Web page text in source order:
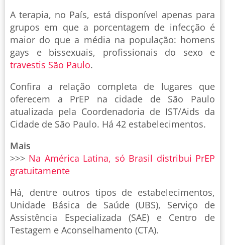
A terapia, no País, está disponível apenas para
grupos em que a porcentagem de infecção é
maior do que a média na população: homens
gays e bissexuais, profissionais do sexo e
travestis São Paulo.
Confira a relação completa de lugares que
oferecem a PrEP na cidade de São Paulo
atualizada pela Coordenadoria de IST/Aids da
Cidade de São Paulo. Há 42 estabelecimentos.
Mais
>>> Na América Latina, só Brasil distribui PrEP
gratuitamente
Há, dentre outros tipos de estabelecimentos,
Unidade Básica de Saúde (UBS), Serviço de
Assistência Especializada (SAE) e Centro de
Testagem e Aconselhamento (CTA).